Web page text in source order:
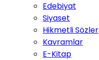
Edebiyat
Siyaset
Hikmetli Sözler
Kavramlar
E-Kitap